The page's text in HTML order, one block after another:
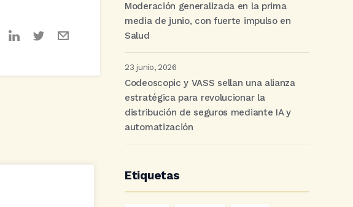
Moderación generalizada en la prima
media de junio, con fuerte impulso en
Salud
23 junio, 2026
Codeoscopic y VASS sellan una alianza
estratégica para revolucionar la
distribución de seguros mediante IA y
automatización
Etiquetas